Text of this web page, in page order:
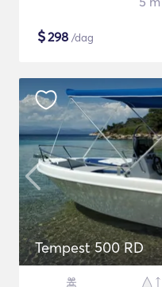
$298 /dag
Tempest 500 RD